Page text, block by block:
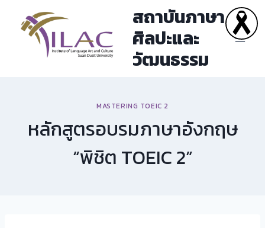
content
สถาบันภาษา
ศิลปะและ
วัฒนธรรม
MASTERING TOEIC 2
หลักสูตรอบรมภาษาอังกฤษ
“พิชิต TOEIC 2”